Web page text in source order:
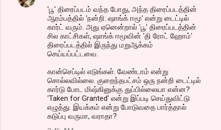
'பூ' திரைப்படம் வந்த போது, அந்த திரைப்படத்தின்
ஆரம்பத்தில் 'நன்றி: ஷாங்க் ஈமூ' என்று டைட்டில்
கார்ட் வரும். அது ஏனென்றால் 'பூ' திரைப்படத்தின்
சில காட்சிகள், ஷாங்க் ஈமூவின் 'தி ரோட் ஹோம்'
திரைப்படத்தில் இருந்து மறுஆக்கம்
செய்யப்பட்டவை.
கான்செப்டில் எடுங்கள். வேண்டாம் என்று
சொல்லவில்லை. குறைந்தபட்சம் ஒரு நன்றி டைட்டில்
கார்டு போட மிஷ்கினுக்கு துப்பில்லையா என்ன?
'Taken for Granted' என்று இப்படி செய்துவிட்டு
எழுத்து. இயக்கம் என்று போடுவதை பார்த்தால்
கடுப்பு வருமா, வராதா?